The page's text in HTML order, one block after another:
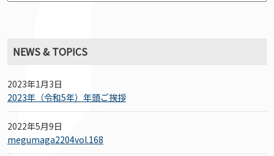
NEWS & TOPICS
2023年1月3日
2023年（令和5年）年頭ご挨拶
2022年5月9日
megumaga2204vol.168